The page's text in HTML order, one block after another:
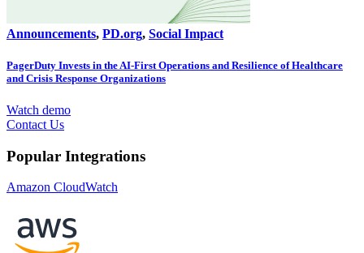
Announcements, PD.org, Social Impact
PagerDuty Invests in the AI-First Operations and Resilience of Healthcare
and Crisis Response Organizations
Watch demo
Contact Us
Popular Integrations
Amazon CloudWatch